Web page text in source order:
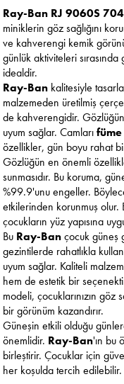
Ray-Ban RJ 9060S
miniklerin göz sağlığını
ve kahverengi kemik
günlük aktiviteleri sırasında
idealdir.
Ray-Ban kalitesiyle
malzemeden üretilmiş
de kahverengidir.
uyum sağlar. Camlarıfüme
özellikler, gün boyu rahat
Gözlüğün en önemli
sunmasıdır. Bu koruma,
%99.9'unu engeller.
etkilerinden korunmuş olur.
çocukların yüz yapısına
Bu Ray-Bançocuk güneş
gezintilerde rahatlıkla
uyum sağlar. Kaliteli
hem de estetik bir
modeli, çocuklarınızın göz
bir görünüm kazandırır.
Güneşin etkili olduğu
önemlidir. Ray-Ban'ın bu
birleştirir. Çocuklar için
her koşulda tercih edilebilir.